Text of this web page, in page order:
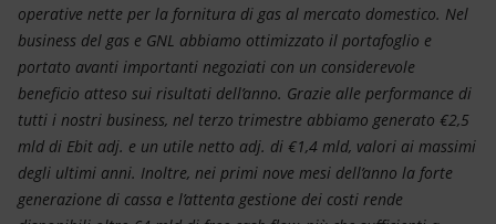
operative nette per la fornitura di gas al mercato domestico. Nel
business del gas e GNL abbiamo ottimizzato il portafoglio e
portato avanti importanti negoziati con un considerevole
beneficio atteso sui risultati dell’anno. Grazie alle performance di
tutti i nostri business, nel terzo trimestre abbiamo generato €2,5
mld di Ebit adj. e un utile netto adj. di €1,4 mld, valori ai massimi
degli ultimi anni. Inoltre, nei primi nove mesi dell’anno la forte
generazione di cassa e l’attenta gestione dei costi rende